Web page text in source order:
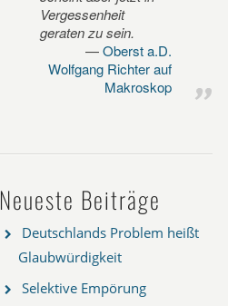
Vergessenheit
geraten zu sein.
Oberst a.D.
Wolfgang Richter auf
Makroskop
Neueste Beiträge
Deutschlands Problem heißt
Glaubwürdigkeit
Selektive Empörung